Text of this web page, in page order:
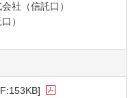
社（信託口）
）